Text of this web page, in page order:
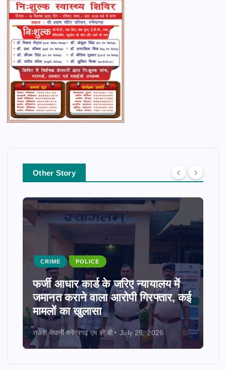
Other Story
CRIME POLICE
फर्जी आधार कार्ड के जरिए न्यायालय में
जमानत कराने वाला आरोपी गिरफ्तार, कई
मामलों का खुलासा
राकेश मेघानी मनेंद्रगढ़ एम सी बी July 25, 2026